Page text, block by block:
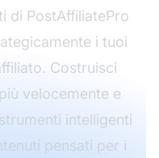
di PostAffiliatePro
i tuoi
Costruisci
velocemente e
intelligenti
pensati per i